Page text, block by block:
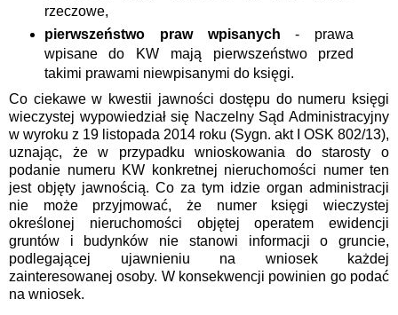
rzeczowe,
pierwszeństwo praw wpisanych - prawa
wpisane do KW mają pierwszeństwo przed
takimi prawami niewpisanymi do księgi.
Co ciekawe w kwestii jawności dostępu do numeru księgi
wieczystej wypowiedział się Naczelny Sąd Administracyjny
w wyroku z 19 listopada 2014 roku (Sygn. akt I OSK 802/13),
uznając, że w przypadku wnioskowania do starosty o
podanie numeru KW konkretnej nieruchomości numer ten
jest objęty jawnością. Co za tym idzie organ administracji
nie może przyjmować, że numer księgi wieczystej
określonej nieruchomości objętej operatem ewidencji
gruntów i budynków nie stanowi informacji o gruncie,
podlegającej ujawnieniu na wniosek każdej
zainteresowanej osoby. W konsekwencji powinien go podać
na wniosek.